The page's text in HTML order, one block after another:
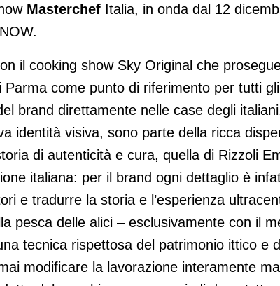
Masterchef Italia, in onda dal 12
il cooking show Sky Original che
Parma come punto di riferimento per tutti
brand direttamente nelle case degli
identità visiva, sono parte della ricca
di autenticità e cura, quella di Rizzoli
italiana: per il brand ogni dettaglio è
e tradurre la storia e l’esperienza
pesca delle alici – esclusivamente con il
tecnica rispettosa del patrimonio ittico e
modificare la lavorazione interamente